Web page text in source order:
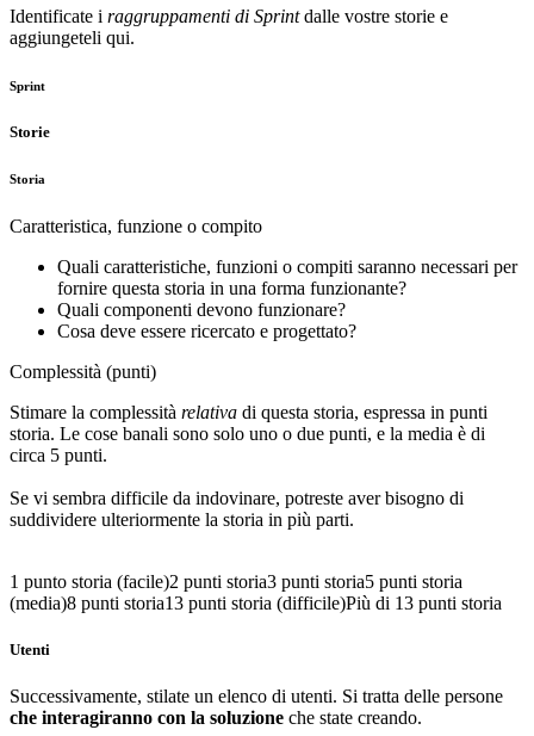
Identificate i raggruppamenti di Sprintdalle vostre storie e
aggiungeteli qui.
Sprint
Storie
Storia
Caratteristica, funzione o compito
Quali caratteristiche, funzioni o compiti saranno necessari per
fornire questa storia in una forma funzionante?
Quali componenti devono funzionare?
Cosa deve essere ricercato e progettato?
Complessità (punti)
Stimare la complessità relativa di questa storia, espressa in punti
storia. Le cose banali sono solo uno o due punti, e la media è di
circa 5 punti.
Se vi sembra difficile da indovinare, potreste aver bisogno di
suddividere ulteriormente la storia in più parti.
1 punto storia (facile)2 punti storia3 punti storia5 punti storia
(media)8 punti storia13 punti storia (difficile)Più di 13 punti storia
Utenti
Successivamente, stilate un elenco di utenti. Si tratta delle persone
che interagiranno con la soluzione che state creando.